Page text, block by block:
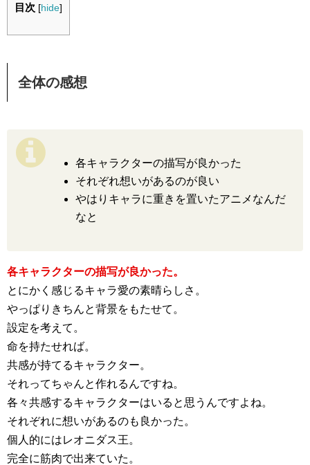
目次 [hide]
全体の感想
各キャラクターの描写が良かった
それぞれ想いがあるのが良い
やはりキャラに重きを置いたアニメなんだ
なと
各キャラクターの描写が良かった。
とにかく感じるキャラ愛の素晴らしさ。
やっぱりきちんと背景をもたせて。
設定を考えて。
命を持たせれば。
共感が持てるキャラクター。
それってちゃんと作れるんですね。
各々共感するキャラクターはいると思うんですよね。
それぞれに想いがあるのも良かった。
個人的にはレオニダス王。
完全に筋肉で出来ていた。